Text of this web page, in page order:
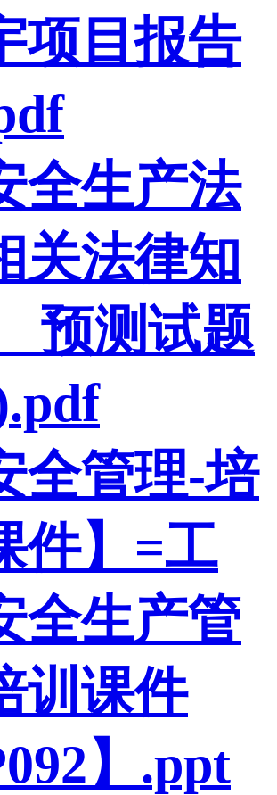
项目报告
全生产法
关法律知
预测试题
全管理-培
件】=工
全生产管
训课件
】.ppt